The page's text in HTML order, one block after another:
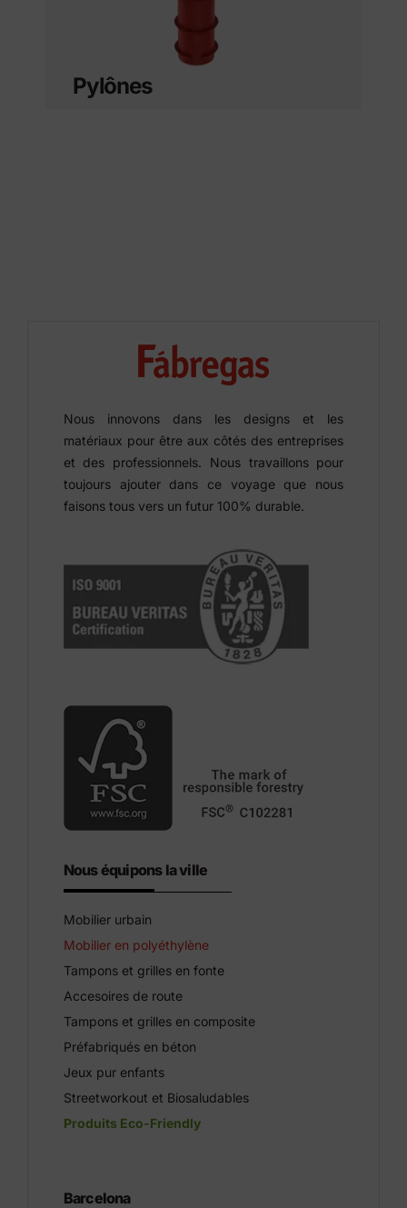
Pylônes
Nous innovons dans les designs et les
matériaux pour être aux côtés des entreprises
et des professionnels. Nous travaillons pour
toujours ajouter dans ce voyage que nous
faisons tous vers un futur 100% durable.
Nous équipons la ville
Mobilier urbain
Mobilier en polyéthylène
Tampons et grilles en fonte
Accesoires de route
Tampons et grilles en composite
Préfabriqués en béton
Jeux pur enfants
Streetworkout et Biosaludables
Produits Eco-Friendly
Barcelona